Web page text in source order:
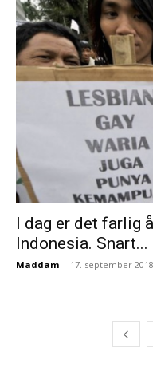
I dag er det farlig
Indonesia. Snart...
Maddam - 17. september 2018